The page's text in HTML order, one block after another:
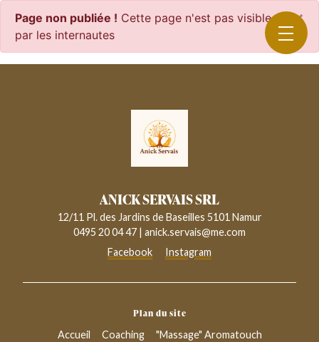
×
Page non publiée ! Cette page n'est pas visible
par les internautes
ANICK SERVAIS SRL
12/11 Pl. des Jardins de Baseilles 5101 Namur
0495 20 04 47 | anick.servais@me.com
Facebook
Instagram
Plan du site
Accueil
Coaching
"Massage" Aromatouch